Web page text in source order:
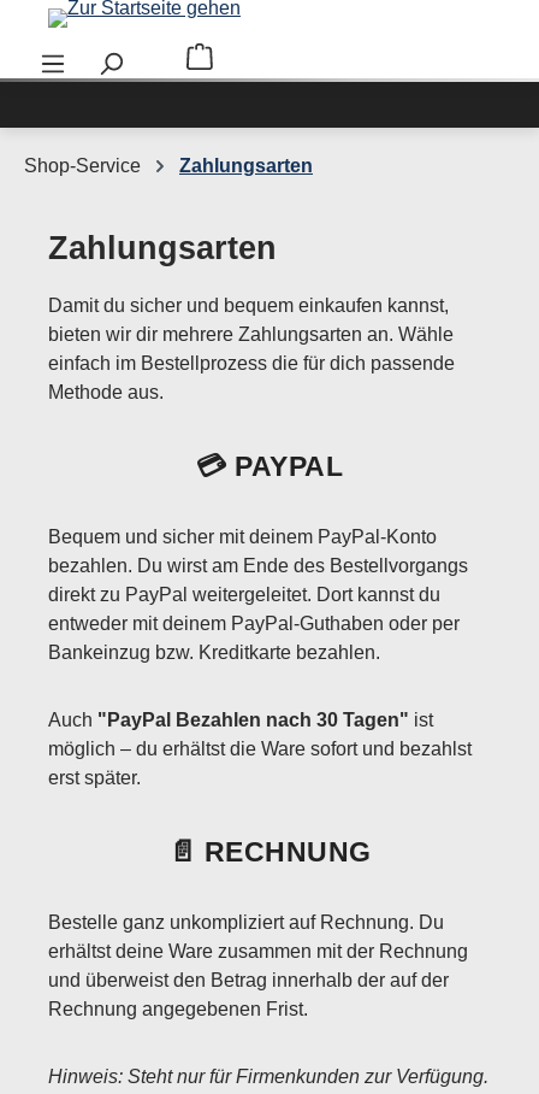
Zum Hauptinhalt springen
Warenkorb enthält 0 Positionen. Der
Shop-Service Zahlungsarten
Zahlungsarten
Damit du sicher und bequem einkaufen kannst,
bieten wir dir mehrere Zahlungsarten an. Wähle
einfach im Bestellprozess die für dich passende
Methode aus.
💳 PAYPAL
Bequem und sicher mit deinem PayPal-Konto
bezahlen. Du wirst am Ende des Bestellvorgangs
direkt zu PayPal weitergeleitet. Dort kannst du
entweder mit deinem PayPal-Guthaben oder per
Bankeinzug bzw. Kreditkarte bezahlen.
Auch "PayPal Bezahlen nach 30 Tagen" ist
möglich – du erhältst die Ware sofort und bezahlst
erst später.
📄 RECHNUNG
Bestelle ganz unkompliziert auf Rechnung. Du
erhältst deine Ware zusammen mit der Rechnung
und überweist den Betrag innerhalb der auf der
Rechnung angegebenen Frist.
Hinweis: Steht nur für Firmenkunden zur Verfügung.